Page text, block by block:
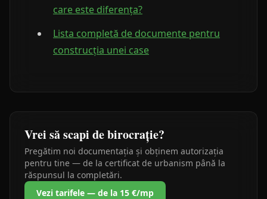
care este diferența?
Lista completă de documente pentru
construcția unei case
Vrei să scapi de birocrație?
Pregătim noi documentația și obținem autorizația
pentru tine — de la certificat de urbanism până la
răspunsul la completări.
Vezi tarifele — de la 15 €/mp